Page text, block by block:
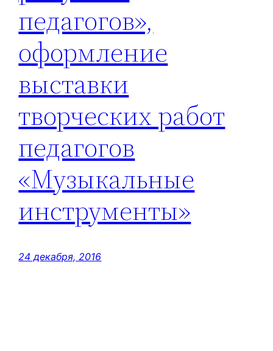
педагогов»,
оформление
выставки
творческих работ
педагогов
«Музыкальные
инструменты»
24 декабря, 2016